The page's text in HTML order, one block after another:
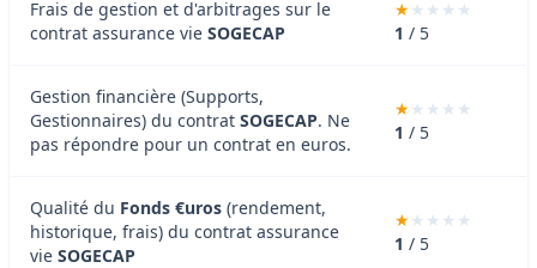
Frais de gestion et d'arbitrages sur le
contrat assurance vie SOGECAP 1 / 5
Gestion financière (Supports,
Gestionnaires) du contrat SOGECAP. Ne
pas répondre pour un contrat en euros.
1 / 5
Qualité du Fonds €uros (rendement,
historique, frais) du contrat assurance
vie SOGECAP
1 / 5